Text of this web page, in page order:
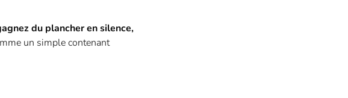
du plancher en silence,
un simple contenant